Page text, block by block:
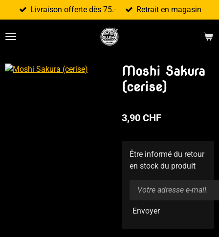
Passer
au
contenu
Livraison offerte dès 75.- Retrait en magasin
Moshi Sakura
(cerise)
3,90 CHF
Être informé du retour
en stock du produit
Envoyer